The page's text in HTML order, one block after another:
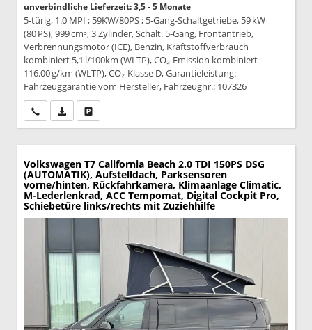
unverbindliche Lieferzeit: 3,5 - 5 Monate
5-türig, 1.0 MPI ; 59KW/80PS ; 5-Gang-Schaltgetriebe, 59 kW
(80 PS), 999 cm³, 3 Zylinder, Schalt. 5-Gang, Frontantrieb,
Verbrennungsmotor (ICE), Benzin, Kraftstoffverbrauch
kombiniert 5,1 l/100km (WLTP), CO₂-Emission kombiniert
116.00 g/km (WLTP), CO₂-Klasse D, Garantieleistung:
Fahrzeuggarantie vom Hersteller, Fahrzeugnr.: 107326
Wir rufen Sie anPDF-Datei, Fahrzeugexposé drucken
Volkswagen T7 California Beach 2.0 TDI 150PS DSG
(AUTOMATIK), Aufstelldach, Parksensoren
vorne/hinten, Rückfahrkamera, Klimaanlage Climatic,
M-Lederlenkrad, ACC Tempomat, Digital Cockpit Pro,
Schiebetüre links/rechts mit Zuziehhilfe